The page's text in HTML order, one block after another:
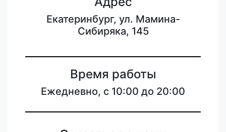
Екатеринбург, ул. Мамина-
Сибиряка, 145
Время работы
Ежедневно, с 10:00 до 20:00